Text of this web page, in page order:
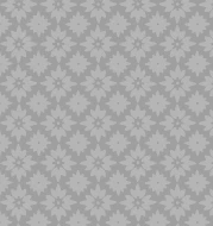
Tilam Upih